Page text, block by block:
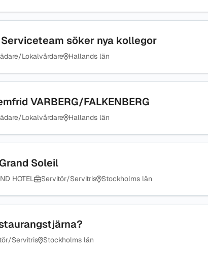
söker nya kollegor
Lokalvårdare Hallands län
VARBERG/FALKENBERG
Lokalvårdare Hallands län
Soleil
HOTEL Servitör/Servitris Stockholms län
Servitris Stockholms län